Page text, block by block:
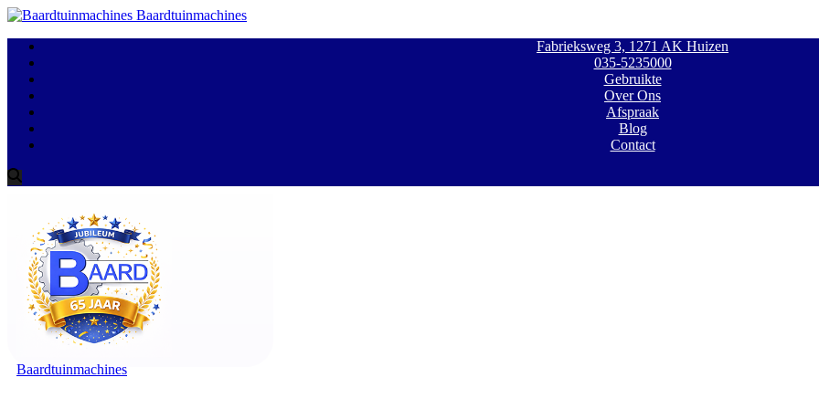
Baardtuinmachines
Fabrieksweg 3, 1271 AK Huizen
035-5235000
Gebruikte
Over Ons
Afspraak
Blog
Contact
Baardtuinmachines